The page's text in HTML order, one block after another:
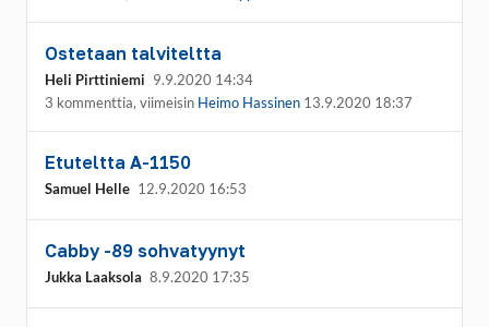
Ostetaan talviteltta
Heli Pirttiniemi 9.9.2020 14:34
3 kommenttia, viimeisin Heimo Hassinen 13.9.2020 18:37
Etuteltta A-1150
Samuel Helle 12.9.2020 16:53
Cabby -89 sohvatyynyt
Jukka Laaksola 8.9.2020 17:35